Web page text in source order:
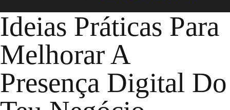
Ideias Práticas Para
Melhorar A
Presença Digital Do